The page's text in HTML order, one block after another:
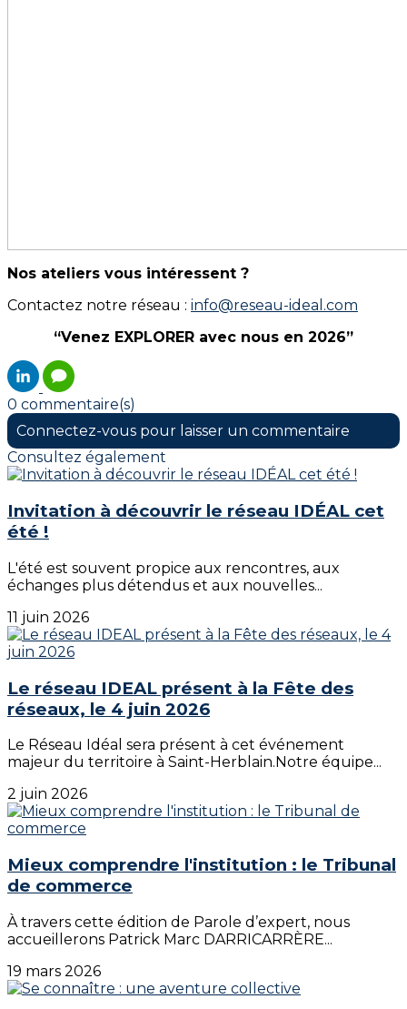
Nos ateliers vous intéressent ?
Contactez notre réseau : info@reseau-ideal.com
“Venez EXPLORER avec nous en 2026”
0 commentaire(s)
Connectez-vous pour laisser un commentaire
Consultez également
Invitation à découvrir le réseau IDÉAL cet
été !
L'été est souvent propice aux rencontres, aux
échanges plus détendus et aux nouvelles...
11 juin 2026
Le réseau IDEAL présent à la Fête des
réseaux, le 4 juin 2026
Le Réseau Idéal sera présent à cet événement
majeur du territoire à Saint-Herblain.Notre équipe...
2 juin 2026
Mieux comprendre l'institution : le Tribunal
de commerce
À travers cette édition de Parole d’expert, nous
accueillerons Patrick Marc DARRICARRÈRE...
19 mars 2026